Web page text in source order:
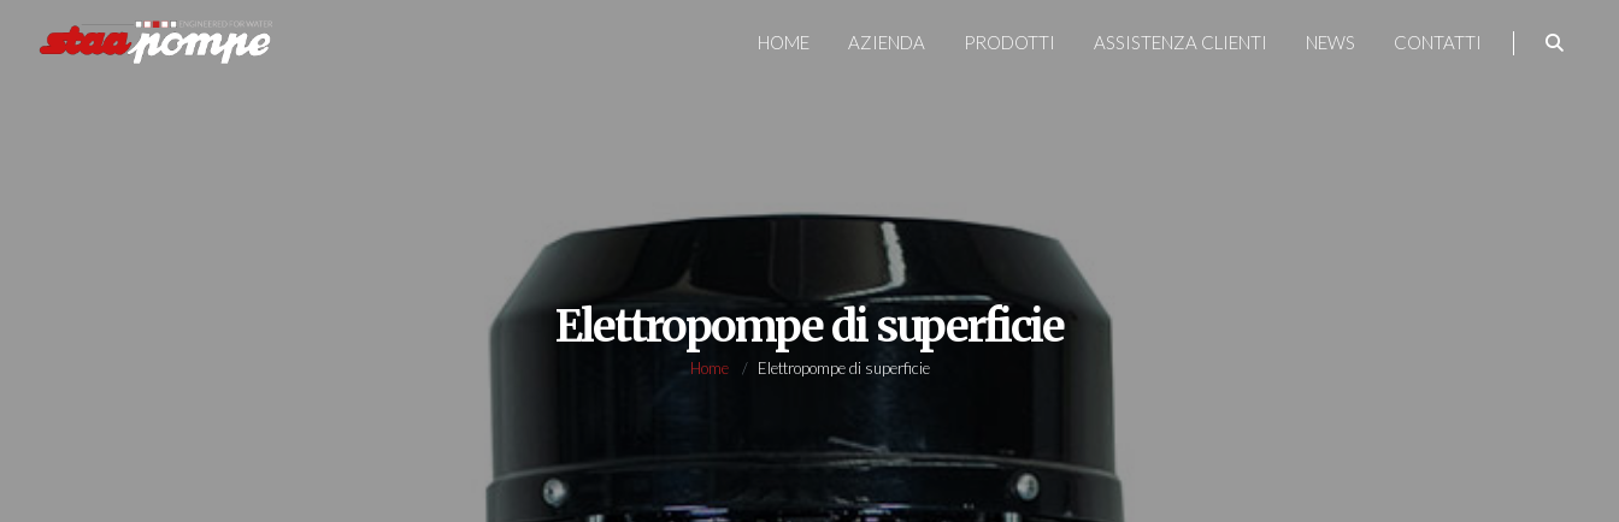
HOME AZIENDA PRODOTTI ASSISTENZA CLIENTI NEWS CONTATTI
Elettropompe di superficie
Home Elettropompe di superficie